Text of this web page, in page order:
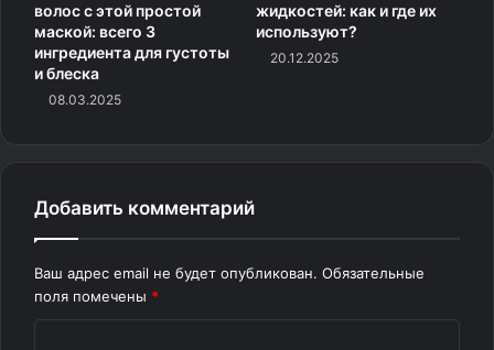
волос с этой простой
маской: всего 3
ингредиента для густоты
и блеска
08.03.2025
жидкостей: как и где их
используют?
20.12.2025
Добавить комментарий
Ваш адрес email не будет опубликован. Обязательные
поля помечены *